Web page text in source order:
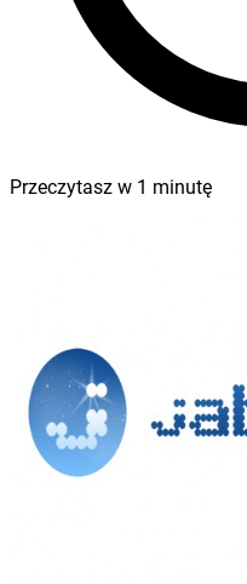
Przeczytasz w 1 minutę